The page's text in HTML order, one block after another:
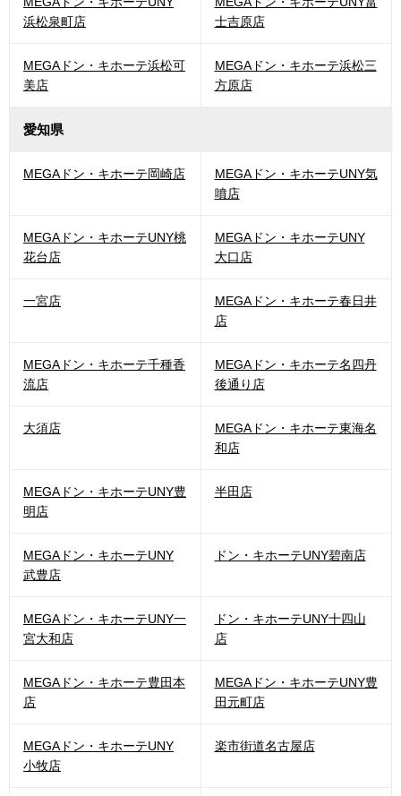
浜松泉町店
士吉原店
MEGAドン・キホーテ浜松可
美店
MEGAドン・キホーテ浜松三
方原店
愛知県
MEGAドン・キホーテ岡崎店
MEGAドン・キホーテUNY気
噴店
MEGAドン・キホーテUNY桃
花台店
MEGAドン・キホーテUNY
大口店
一宮店
MEGAドン・キホーテ春日井
店
MEGAドン・キホーテ千種香
流店
MEGAドン・キホーテ名四丹
後通り店
大須店
MEGAドン・キホーテ東海名
和店
MEGAドン・キホーテUNY豊
明店
半田店
MEGAドン・キホーテUNY
武豊店
ドン・キホーテUNY碧南店
MEGAドン・キホーテUNY一
宮大和店
ドン・キホーテUNY十四山
店
MEGAドン・キホーテ豊田本
店
MEGAドン・キホーテUNY豊
田元町店
MEGAドン・キホーテUNY
小牧店
楽市街道名古屋店